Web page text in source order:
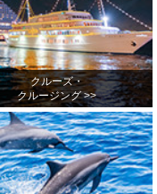
クルーズ・
クルージング >>